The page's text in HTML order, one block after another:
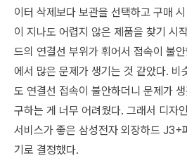
이터 삭제보다 보관을 선택하고 구매
이 지나도 어렵지 않은 제품을 찾기 시
드의 연결선 부위가 휘어서 접속이 불
에서 많은 문제가 생기는 것 같았다. 비
도 연결선 접속이 불안하더니 문제가
구하는 게 너무 어려웠다. 그래서 디자
서비스가 좋은 삼성전자 외장하드
기로 결정했다.